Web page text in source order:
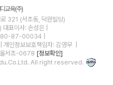
교육(주)
321 (서초동, 덕원빌딩)
대표이사: 손성은 |
780-87-00034
| 개인정보보호책임자: 김영무
서초-0678 [정보확인]
All right reserved.